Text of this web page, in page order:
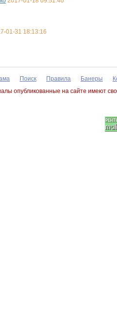
01-31 18:13:16
Поиск Правила Банеры
опубликованные на сайте имеют